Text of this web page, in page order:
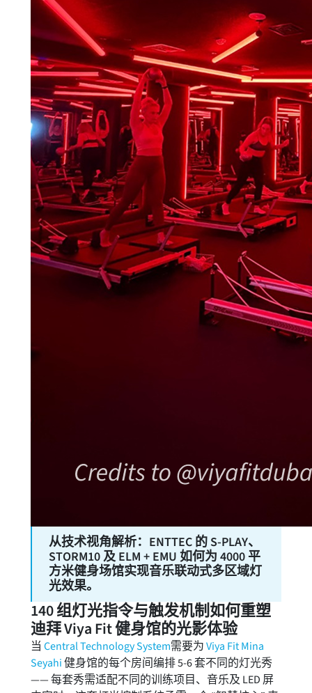
从技术视角解析：ENTTEC 的 S-PLAY、
STORM10 及 ELM + EMU 如何为 4000 平
方米健身场馆实现音乐联动式多区域灯
光效果。
140 组灯光指令与触发机制如何重塑
迪拜 Viya Fit 健身馆的光影体验
当 Central Technology System需要为Viya Fit Mina
Seyahi健身馆的每个房间编排 5-6 套不同的灯光秀
—— 每套秀需适配不同的训练项目、音乐及 LED 屏